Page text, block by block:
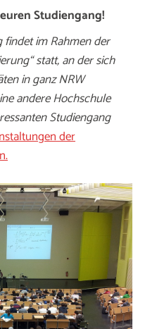
Studiengang!
findet im Rahmen der
statt, an der sich
in ganz NRW
andere Hochschule
Studiengang
der